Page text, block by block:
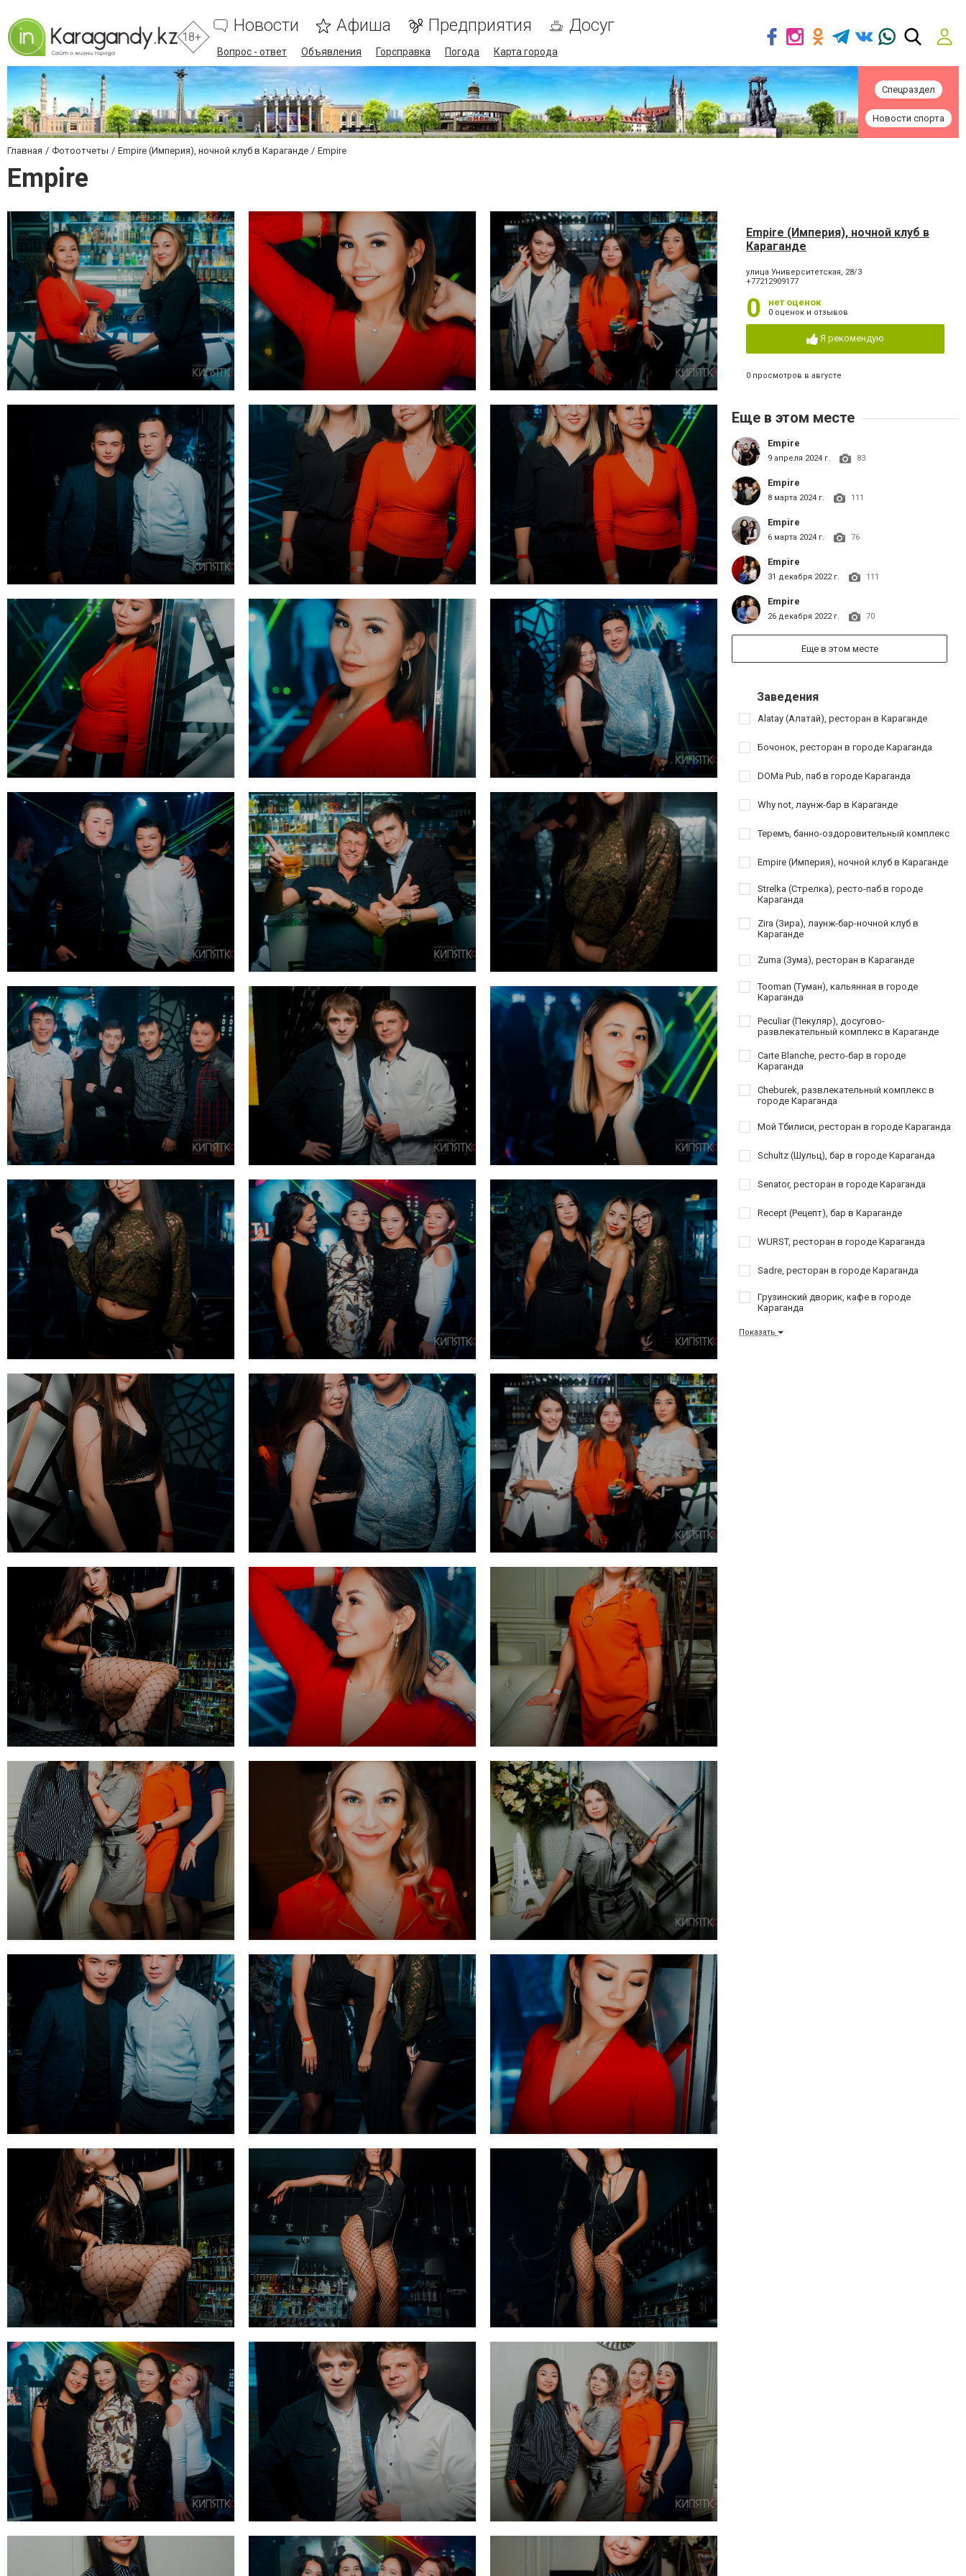
18+
Новости Афиша Предприятия Досуг
Вопрос - ответ Объявления Горсправка Погода Карта города
Спецраздел
Новости спорта
Главная Фотоотчеты Empire (Империя), ночной клуб в Караганде Empire
Empire
Empire (Империя), ночной клуб в
Караганде
улица Университетская, 28/3
+77212909177
0 нет оценок
0 оценок и отзывов
Я рекомендую
0 просмотров в августе
Еще в этом месте
Empire
9 апреля 2024 г. 83
Empire
8 марта 2024 г. 111
Empire
6 марта 2024 г. 76
Empire
31 декабря 2022 г. 111
Empire
26 декабря 2022 г. 70
Еще в этом месте
Заведения
Alatay (Алатай), ресторан в Караганде
Бочонок, ресторан в городе Караганда
DOMa Pub, паб в городе Караганда
Why not, лаунж-бар в Караганде
Теремъ, банно-оздоровительный комплекс
Empire (Империя), ночной клуб в Караганде
Strelka (Стрелка), ресто-паб в городе
Караганда
Zira (Зира), лаунж-бар-ночной клуб в
Караганде
Zuma (Зума), ресторан в Караганде
Tooman (Туман), кальянная в городе
Караганда
Peculiar (Пекуляр), досугово-
развлекательный комплекс в Караганде
Carte Blanche, ресто-бар в городе
Караганда
Cheburek, развлекательный комплекс в
городе Караганда
Мой Тбилиси, ресторан в городе Караганда
Schultz (Шульц), бар в городе Караганда
Senator, ресторан в городе Караганда
Recept (Рецепт), бар в Караганде
WURST, ресторан в городе Караганда
Sadre, ресторан в городе Караганда
Грузинский дворик, кафе в городе
Караганда
Показать